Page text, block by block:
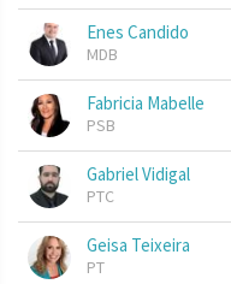
Enes Candido
MDB
Fabricia Mabelle
PSB
Gabriel Vidigal
PTC
Geisa Teixeira
PT